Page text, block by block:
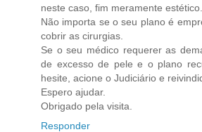
neste caso, fim meramente estético.
Não importa se o seu plano é
cobrir as cirurgias.
Se o seu médico requerer as
de excesso de pele e o plano
hesite, acione o Judiciário e
Espero ajudar.
Obrigado pela visita.
Responder